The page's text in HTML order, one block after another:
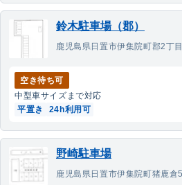
鈴木駐車場（郡）
鹿児島県日置市伊集院町郡2丁
空き待ち可
中型車サイズまで対応
平置き
24h利用可
野崎駐車場
鹿児島県日置市伊集院町猪鹿倉